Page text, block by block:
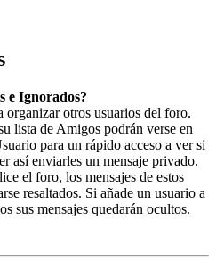
e Ignorados?
organizar otros usuarios del foro.
lista de Amigos podrán verse en
para un rápido acceso a ver si
así enviarles un mensaje privado.
el foro, los mensajes de estos
resaltados. Si añade un usuario a
sus mensajes quedarán ocultos.